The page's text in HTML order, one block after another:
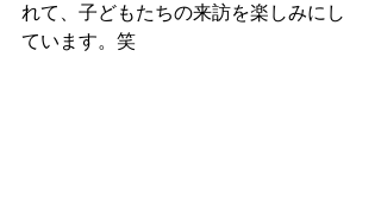
れて、子どもたちの来訪を楽しみにし
ています。笑